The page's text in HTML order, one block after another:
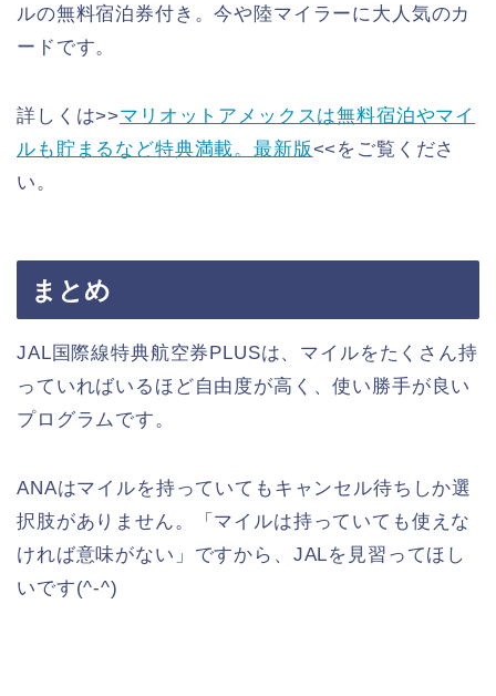
ルの無料宿泊券付き。今や陸マイラーに大人気のカ
ードです。
詳しくは>>マリオットアメックスは無料宿泊やマイ
ルも貯まるなど特典満載。最新版<<をご覧くださ
い。
まとめ
JAL国際線特典航空券PLUSは、マイルをたくさん持
っていればいるほど自由度が高く、使い勝手が良い
プログラムです。
ANAはマイルを持っていてもキャンセル待ちしか選
択肢がありません。「マイルは持っていても使えな
ければ意味がない」ですから、JALを見習ってほし
いです(^-^)